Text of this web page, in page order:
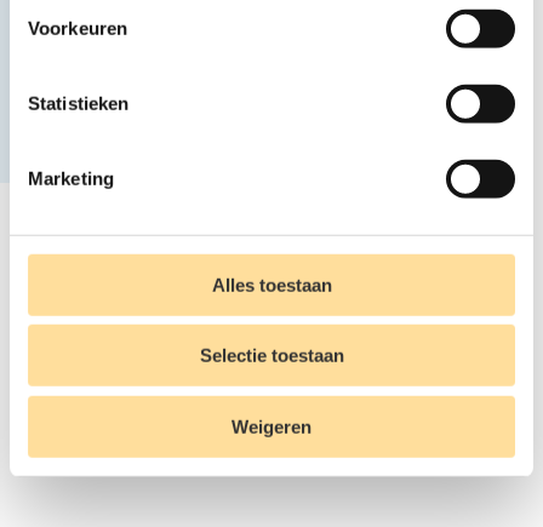
Voorkeuren
Statistieken
Marketing
Alles toestaan
Selectie toestaan
Weigeren